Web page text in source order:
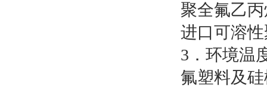
聚全氟乙
进口可溶
3 ．环境温
氟塑料及